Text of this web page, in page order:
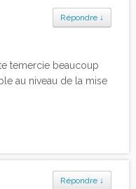
Répondre ↓
temercie beaucoup
au niveau de la mise
Répondre ↓